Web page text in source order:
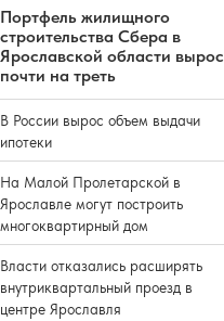
Портфель жилищного
строительства Сбера в
Ярославской области вырос
почти на треть
В России вырос объем выдачи
ипотеки
На Малой Пролетарской в
Ярославле могут построить
многоквартирный дом
Власти отказались расширять
внутриквартальный проезд в
центре Ярославля